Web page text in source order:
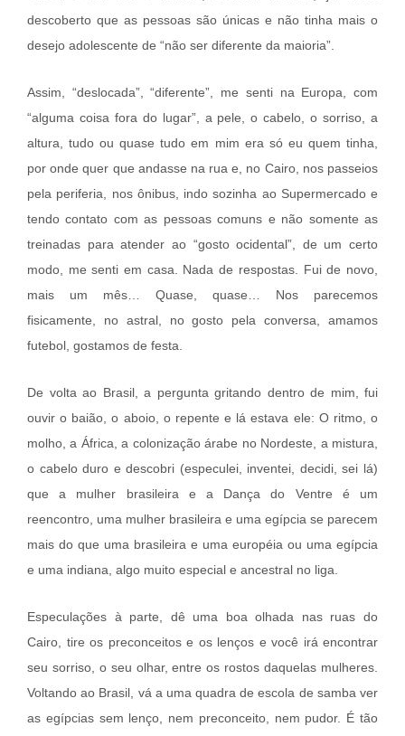
descoberto que as pessoas são únicas e não tinha mais o
desejo adolescente de “não ser diferente da maioria”.
Assim, “deslocada”, “diferente”, me senti na Europa, com
“alguma coisa fora do lugar”, a pele, o cabelo, o sorriso, a
altura, tudo ou quase tudo em mim era só eu quem tinha,
por onde quer que andasse na rua e, no Cairo, nos passeios
pela periferia, nos ônibus, indo sozinha ao Supermercado e
tendo contato com as pessoas comuns e não somente as
treinadas para atender ao “gosto ocidental”, de um certo
modo, me senti em casa. Nada de respostas. Fui de novo,
mais um mês… Quase, quase… Nos parecemos
fisicamente, no astral, no gosto pela conversa, amamos
futebol, gostamos de festa.
De volta ao Brasil, a pergunta gritando dentro de mim, fui
ouvir o baião, o aboio, o repente e lá estava ele: O ritmo, o
molho, a África, a colonização árabe no Nordeste, a mistura,
o cabelo duro e descobri (especulei, inventei, decidi, sei lá)
que a mulher brasileira e a Dança do Ventre é um
reencontro, uma mulher brasileira e uma egípcia se parecem
mais do que uma brasileira e uma européia ou uma egípcia
e uma indiana, algo muito especial e ancestral no liga.
Especulações à parte, dê uma boa olhada nas ruas do
Cairo, tire os preconceitos e os lenços e você irá encontrar
seu sorriso, o seu olhar, entre os rostos daquelas mulheres.
Voltando ao Brasil, vá a uma quadra de escola de samba ver
as egípcias sem lenço, nem preconceito, nem pudor. É tão